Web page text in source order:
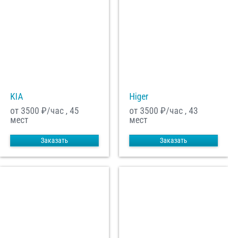
KIA
от 3500 ₽/час , 45
мест
Заказать
Higer
от 3500 ₽/час , 43
мест
Заказать